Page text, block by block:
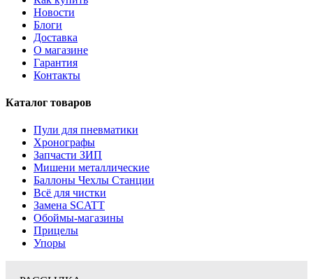
Новости
Блоги
Доставка
О магазине
Гарантия
Контакты
Каталог товаров
Пули для пневматики
Хронографы
Запчасти ЗИП
Мишени металлические
Баллоны Чехлы Станции
Всё для чистки
Замена SCATT
Обоймы-магазины
Прицелы
Упоры